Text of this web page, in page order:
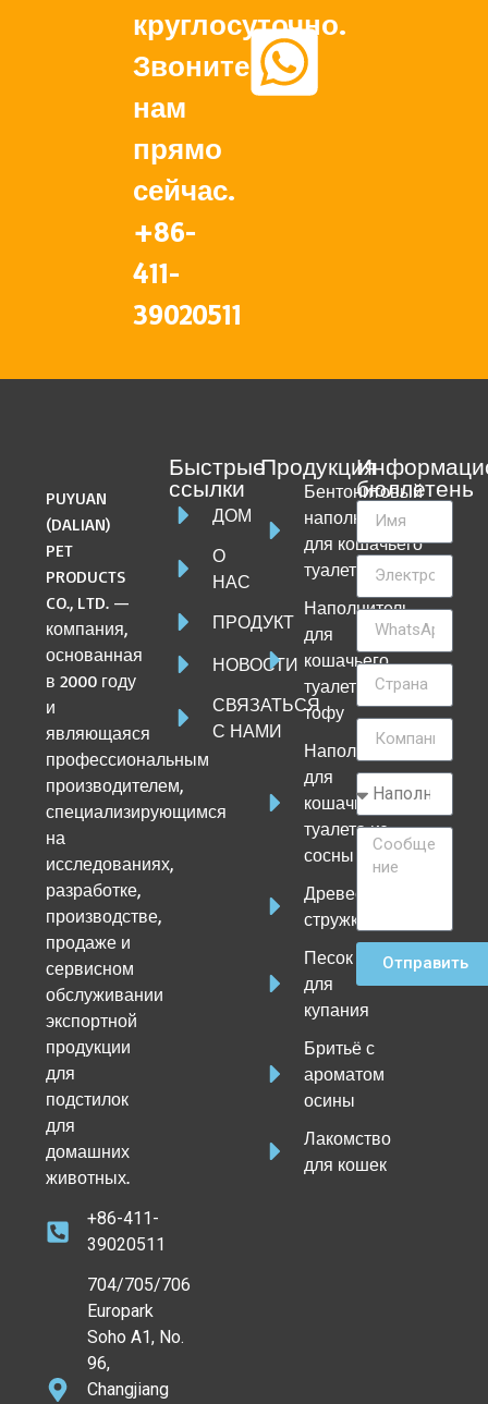
круглосуточно.
Звоните
нам
прямо
сейчас.
+86-
411-
39020511
PUYUAN
(DALIAN)
PET
PRODUCTS
CO., LTD. —
компания,
основанная
в 2000 году
и
являющаяся
профессиональным
производителем,
специализирующимся
на
исследованиях,
разработке,
производстве,
продаже и
сервисном
обслуживании
экспортной
продукции
для
подстилок
для
домашних
животных.
+86-411-
39020511
704/705/706
Europark
Soho A1, No.
96,
Changjiang
Быстрые
ссылки
ДОМ
О
НАС
ПРОДУКТ
НОВОСТИ
СВЯЗАТЬСЯ
С НАМИ
Продукция
Бентонитовый
наполнитель
для кошачьего
туалета
Наполнитель
для
кошачьего
туалета из
тофу
Наполнитель
для
кошачьего
туалета из
сосны
Древесная
стружка
Песок
для
купания
Бритьё с
ароматом
осины
Лакомство
для кошек
бюллетень
Отправить